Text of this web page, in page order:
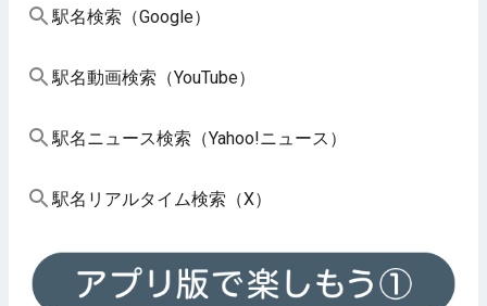
駅名検索（Google）
駅名動画検索（YouTube）
駅名ニュース検索（Yahoo!ニュース）
駅名リアルタイム検索（X）